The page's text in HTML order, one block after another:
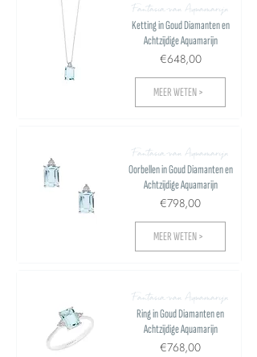
Fantasia van Aquamarijn
Ketting in Goud Diamanten en
Achtzijdige Aquamarijn
€648,00
MEER WETEN >
Fantasia van Aquamarijn
Oorbellen in Goud Diamanten en
Achtzijdige Aquamarijn
€798,00
MEER WETEN >
Fantasia van Aquamarijn
Ring in Goud Diamanten en
Achtzijdige Aquamarijn
€768,00